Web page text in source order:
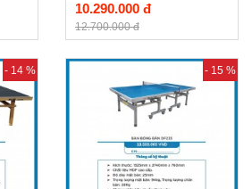
10.290.000 đ
12.700.000 đ
- 14 % - 15 %